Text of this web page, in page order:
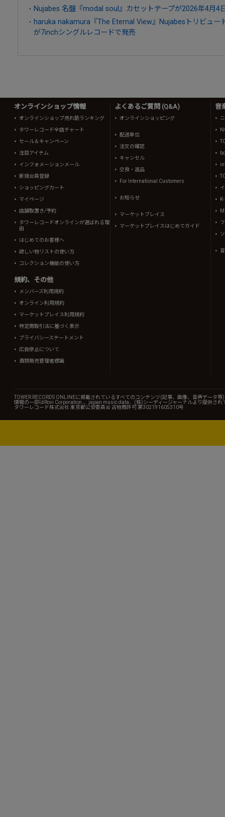
Nujabes 名盤『modal soul』カセットテープが2026年4月4
haruka nakamura『The Eternal View』Nujabesトリビュー
が7inchシングルレコードで発売
オンラインショップ情報
オンラインショップ売れ筋ランキング
タワーレコード全店チャート
セール＆キャンペーン
注目アイテム
インフォメーションメール
新規会員登録
ショッピングカート
マイページ
店舗取置き/予約
タワーレコードオンラインが選ばれる理
由
はじめてのお客様へ
欲しい物リストの使い方
コレクション機能の使い方
規約、その他
メンバーズ利用規約
オンライン利用規約
マーケットプレイス利用規約
特定商取引法に基づく表示
プライバシーステートメント
広告停止について
酒類販売管理者標識
よくあるご質問 (Q&A)
オンラインショッピング
配送単位
注文の確認
キャンセル
交換・返品
For International Customers
お知らせ
マーケットプレイス
マーケットプレイスはじめてガイド
音
TOWER RECORDS ONLINEに掲載されているすべてのコンテンツ(記事、画像、音声データ
情報の一部はRovi Corporation.、japan music data、(株)シーディージャーナルより提供され
タワーレコード株式会社 東京都公安委員会 古物商許可 第302191605310号